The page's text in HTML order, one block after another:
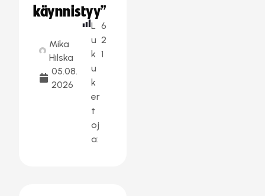
käynnistyy”
Mika
Hilska
05.08.
2026
L
u
k
u
k
er
t
oj
a:
6
2
1